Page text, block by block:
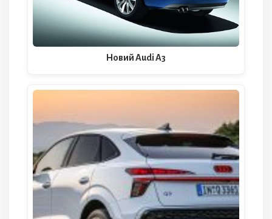
Новий Audi A3